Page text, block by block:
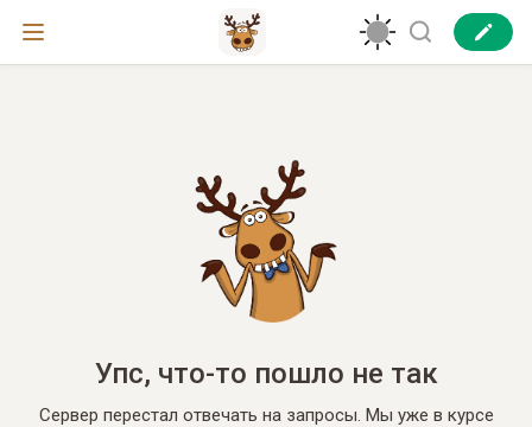
Упс, что-то пошло не так
Сервер перестал отвечать на запросы. Мы уже в курсе